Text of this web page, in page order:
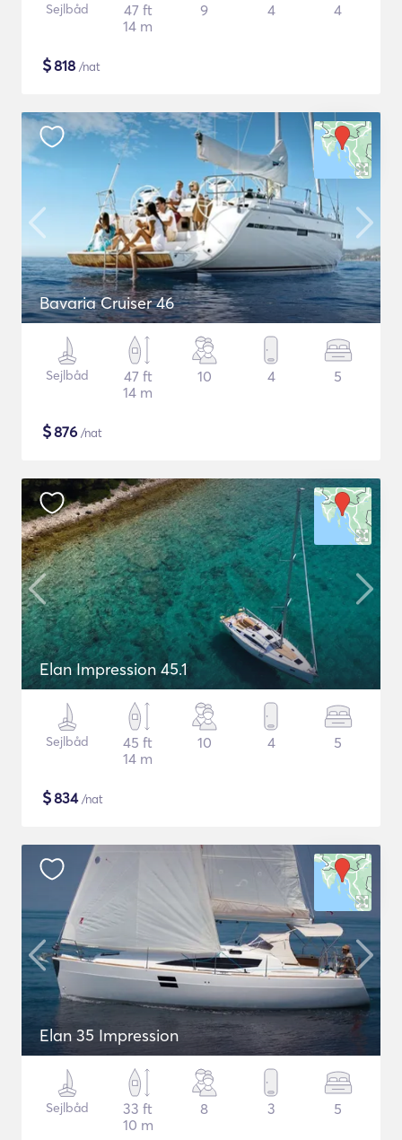
Sejlbåd
47 ft
14 m
9 4 4
$818 /nat
Bavaria Cruiser 46
Sejlbåd
47 ft
14 m
10 4 5
$876 /nat
Elan Impression 45.1
Sejlbåd
45 ft
14 m
10 4 5
$834/nat
Elan 35 Impression
Sejlbåd
33 ft
10 m
8 3 5